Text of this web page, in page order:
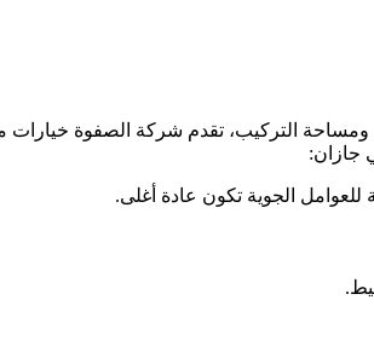
ومساحة التركيب، تقدم شركة الصفوة
جازان:
الجوية تكون عادة أغلى.